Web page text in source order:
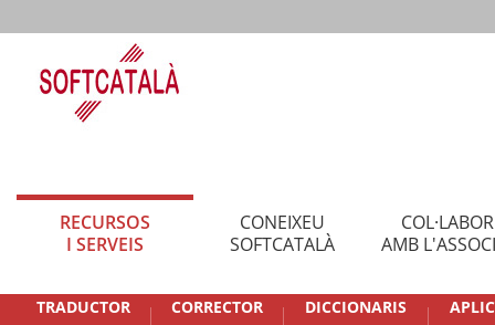
RECURSOS
I SERVEIS
CONEIXEU
SOFTCATALÀ
AMB
TRADUCTOR CORRECTOR DICCIONARIS